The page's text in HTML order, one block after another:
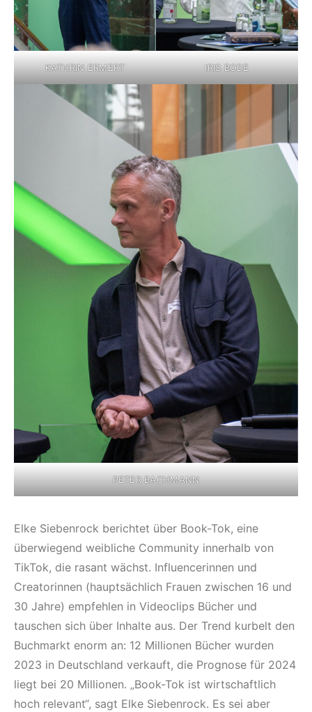
KATHRIN ERMERT IRIS BODE
PETER BACHMANN
Elke Siebenrock berichtet über Book-Tok, eine
überwiegend weibliche Community innerhalb von
TikTok, die rasant wächst. Influencerinnen und
Creatorinnen (hauptsächlich Frauen zwischen 16 und
30 Jahre) empfehlen in Videoclips Bücher und
tauschen sich über Inhalte aus. Der Trend kurbelt den
Buchmarkt enorm an: 12 Millionen Bücher wurden
2023 in Deutschland verkauft, die Prognose für 2024
liegt bei 20 Millionen. „Book-Tok ist wirtschaftlich
hoch relevant“, sagt Elke Siebenrock. Es sei aber